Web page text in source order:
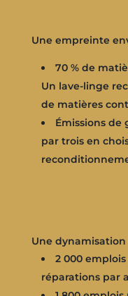
Une empreinte
70 % de
Un lave-linge
de matières
Émissions de
par trois en
Une dynamisation
2 000
réparations par